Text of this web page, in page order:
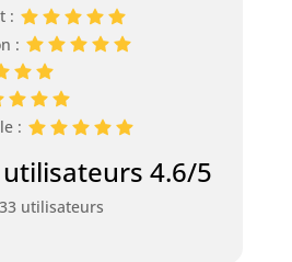
:
:
:
4.6/5
utilisateurs